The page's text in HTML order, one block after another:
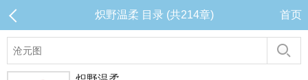
炽野温柔 目录 (共214章) 首页